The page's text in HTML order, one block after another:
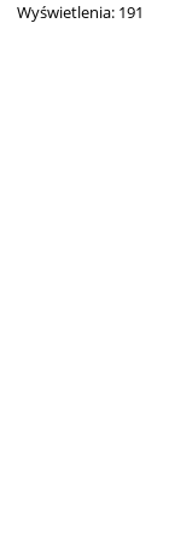
Wyświetlenia: 191